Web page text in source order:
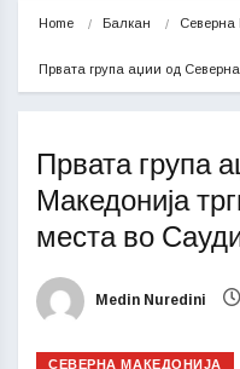
Home Балкан Северна
Првата група аџии од
Првата група
Македонија
места во
Medin Nuredini
СЕВЕРНА МАКЕДОНИЈА